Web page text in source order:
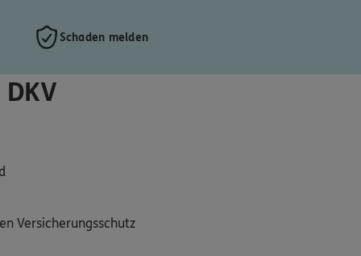
Schaden melden
Versicherungsschutz